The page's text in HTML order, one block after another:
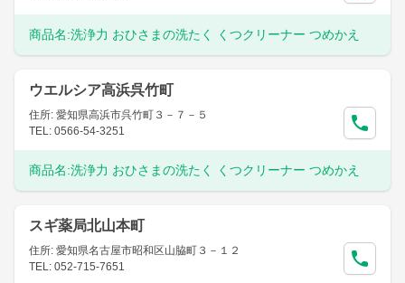
商品名:洗浄力 おひさまの洗たく くつクリーナー つめかえ
ウエルシア高浜呉竹町
住所: 愛知県高浜市呉竹町３－７－５
TEL: 0566-54-3251
商品名:洗浄力 おひさまの洗たく くつクリーナー つめかえ
スギ薬局北山本町
住所: 愛知県名古屋市昭和区山脇町３－１２
TEL: 052-715-7651